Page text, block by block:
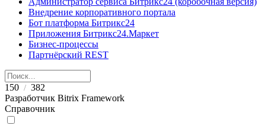
Внедрение корпоративного портала
Бот платформа Битрикс24
Приложения Битрикс24.Маркет
Бизнес-процессы
Партнёрский REST
150 / 382
Разработчик Bitrix Framework
Справочник